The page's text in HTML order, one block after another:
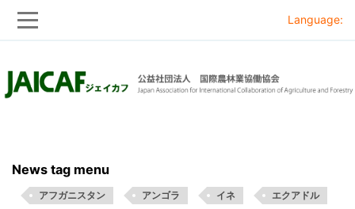
to
to
Language:
News tag menu
アフガニスタン アンゴラ イネ エクアドル